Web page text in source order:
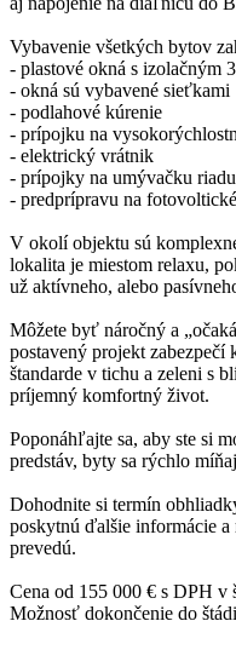
Vybavenie všetkých bytov
- plastové okná s izolačným
- okná sú vybavené sieťkami
- podlahové kúrenie
- prípojku na
- elektrický vrátnik
- prípojky na umývačku
- predprípravu na
V okolí objektu sú
lokalita je miestom relaxu,
už aktívneho, alebo
Môžete byť náročný a
postavený projekt
štandarde v tichu a zeleni s
príjemný komfortný život.
Poponáhľajte sa, aby ste si
predstáv, byty sa rýchlo
Dohodnite si termín
poskytnú ďalšie informácie
prevedú.
Cena od 155 000 € s DPH
Možnosť dokončenie do